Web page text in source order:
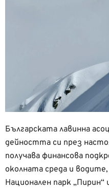
Българската лавинна
дейността си през
получава финансова
околната среда и
Национален парк „Пирин“